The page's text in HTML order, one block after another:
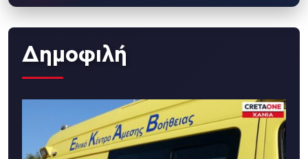
Δημοφιλή